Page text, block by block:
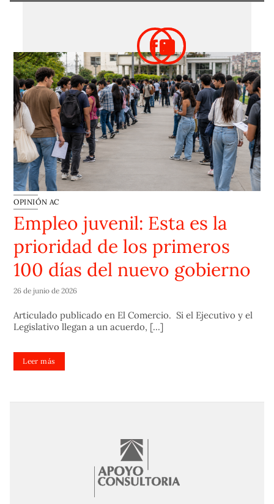
OPINIÓN AC
Empleo juvenil: Esta es la
prioridad de los primeros
100 días del nuevo gobierno
26 de junio de 2026
Articulado publicado en El Comercio. Si el Ejecutivo y el
Legislativo llegan a un acuerdo, [...]
Leer más